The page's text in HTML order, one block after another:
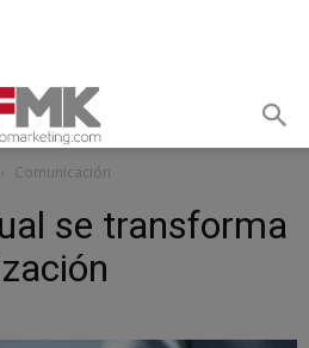
Comunicación
se transforma